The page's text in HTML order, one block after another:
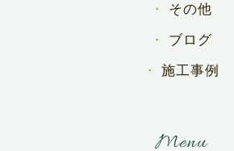
その他
ブログ
施工事例
Menu